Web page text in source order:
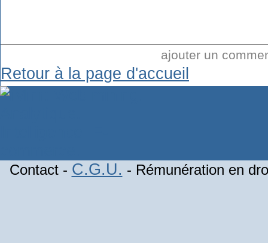
ajouter un
Retour à la page d'accueil
Contact - C.G.U. - Rémunération en